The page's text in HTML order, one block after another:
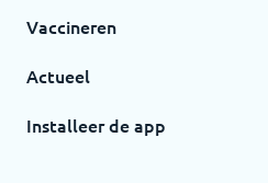
Vaccineren
Actueel
Installeer de app